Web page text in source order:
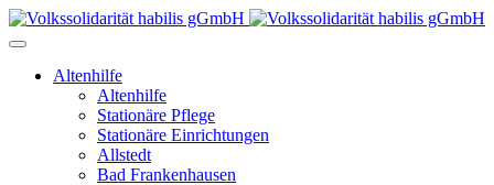
Altenhilfe
Altenhilfe
Stationäre Pflege
Stationäre Einrichtungen
Allstedt
Bad Frankenhausen